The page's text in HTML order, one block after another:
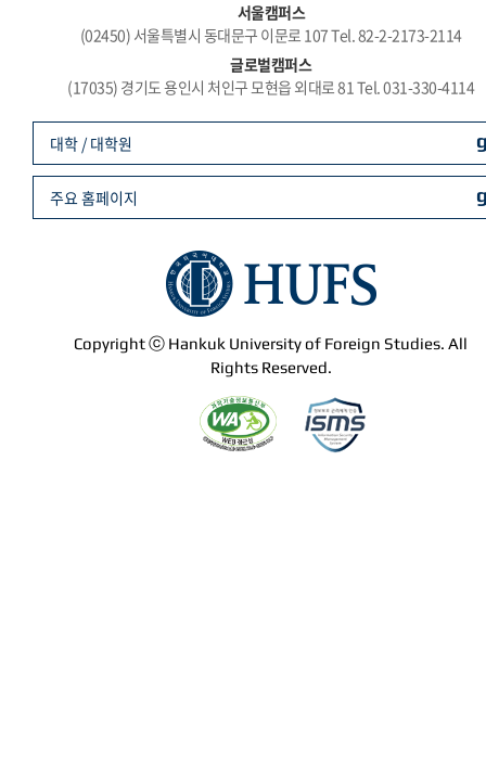
서울캠퍼스
(02450) 서울특별시 동대문구 이문로 107 Tel. 82-2-2173-2114
글로벌캠퍼스
(17035) 경기도 용인시 처인구 모현읍 외대로 81 Tel. 031-330-4114
Copyright ⓒ Hankuk University of Foreign Studies. All
Rights Reserved.
대학 / 대학원
주요 홈페이지